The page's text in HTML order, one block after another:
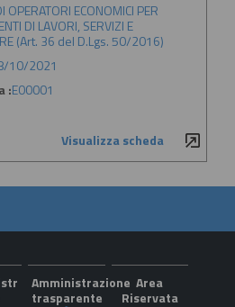
OPERATORI ECONOMICI PER
DI LAVORI, SERVIZI E
(Art. 36 del D.Lgs. 50/2016)
10/2021
:E00001
Visualizza scheda
Amministrazione
trasparente
Area
Riservata